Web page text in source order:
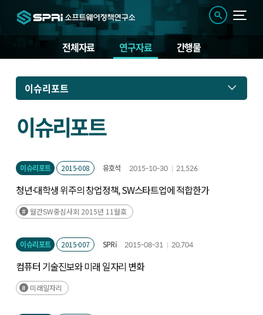
전체자료 연구자료 간행물
이슈리포트
이슈리포트
이슈리포트 2015-008 유호석 2015-10-30 21,526
청년·대학생 위주의 창업정책, SW스타트업에 적합한가
월간SW중심사회 2015년 11월호
이슈리포트 2015-007 SPRi 2015-08-31 20,704
컴퓨터 기술진보와 미래 일자리 변화
미래일자리